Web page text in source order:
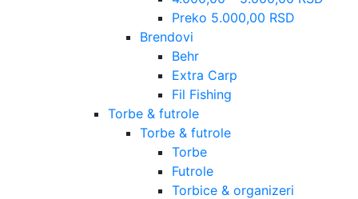
Preko 5.000,00 RSD
Brendovi
Behr
Extra Carp
Fil Fishing
Torbe & futrole
Torbe & futrole
Torbe
Futrole
Torbice & organizeri